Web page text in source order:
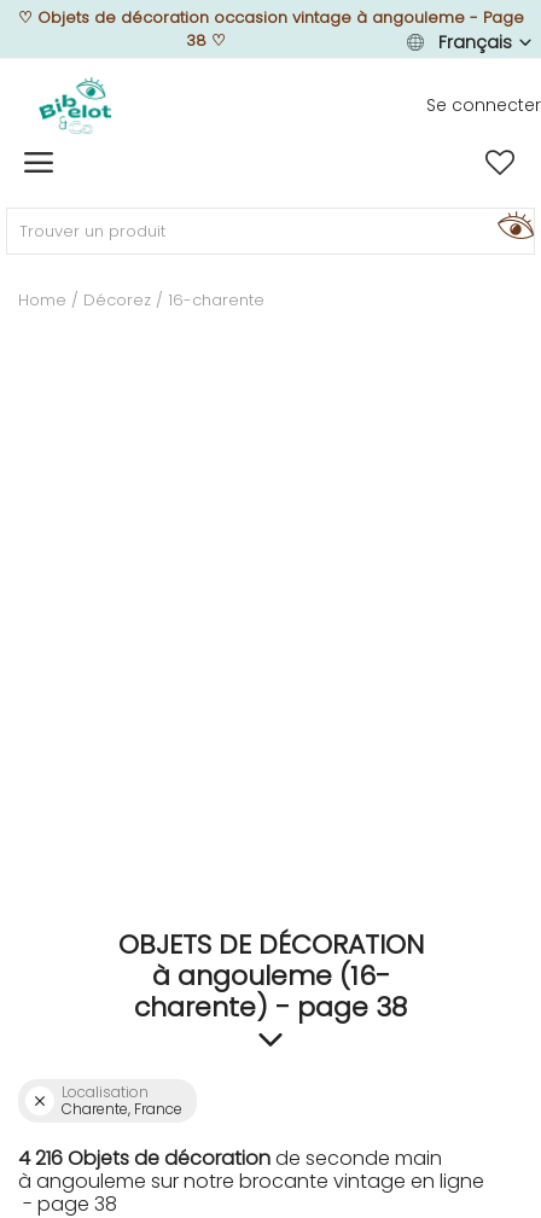
♡ Objets de décoration occasion vintage à angouleme - Page
38 ♡ Français
Se connecter
Home
MEUBLEZ
Home Décorez 16-charente
OBJETS DE DÉCORATION
à angouleme (16-
charente) - page 38
Localisation
Charente, France
4 216 Objets de décorationde seconde main
à angouleme sur notre brocante vintage en ligne
- page 38